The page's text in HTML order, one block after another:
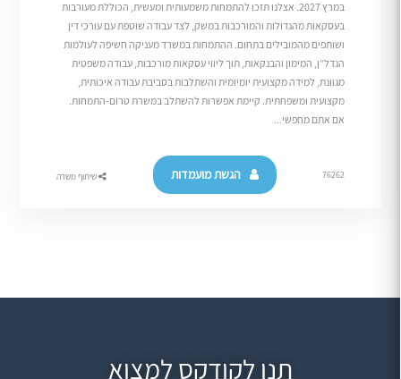
במרץ 2027. אצלנו תזכו להתמחות משמעותית ומעשית, הכוללת מעורבות
בעסקאות מהגדולות והמורכבות במשק, לצד עבודה שוטפת עם עורכי דין
ושותפים מהמובילים בתחום. ההתמחות במשרד מעניקה חשיפה לעולמות
הנדל”ן, המימון והבנקאות, תוך ליווי עסקאות מורכבות, עבודה משפטית
מגוונת, למידה מקצועית יומיומית והשתלבות בסביבת עבודה איכותית,
מקצועית ומשפחתית. קיימת אפשרות להשתלב במשרת טרום-התמחות.
אם אתם מחפשי...
76262 הגשת מועמדות שיתוף משרה
תנו לקודקס למצוא